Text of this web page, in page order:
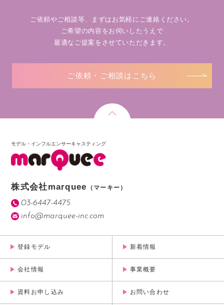
ご依頼やご相談等、まずはお気軽にご連絡ください。
ご希望の内容をお伺いしたうえで
最適なご提案をさせていただきます。
ご依頼・ご相談はこちら
モデル・インフルエンサーキャスティング
株式会社marquee （マーキー）
03-6447-4475
info@marquee-inc.com
登録モデル 新着情報
会社情報 事業概要
資料お申し込み お問い合わせ